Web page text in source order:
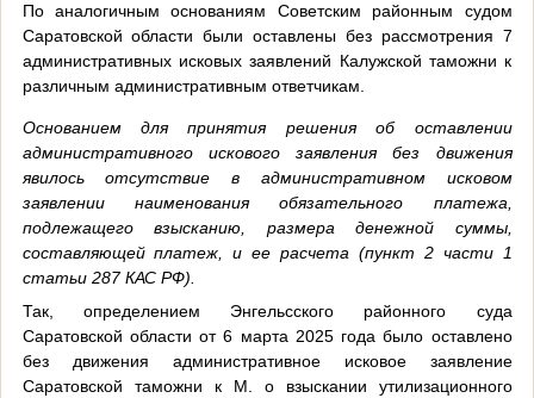
По аналогичным основаниям Советским районным судом
Саратовской области были оставлены без рассмотрения 7
административных исковых заявлений Калужской таможни к
различным административным ответчикам.
Основанием для принятия решения об оставлении
административного искового заявления без движения
явилосьотсутствие в административном исковом
заявлении наименования обязательного платежа,
подлежащего взысканию, размера денежной суммы,
составляющей платеж, и ее расчета (пункт 2 части 1
статьи 287 КАС РФ).
Так, определением Энгельсского районного суда
Саратовской области от 6 марта 2025 года было оставлено
без движения административное исковое заявление
Саратовской таможни к М. о взыскании утилизационного